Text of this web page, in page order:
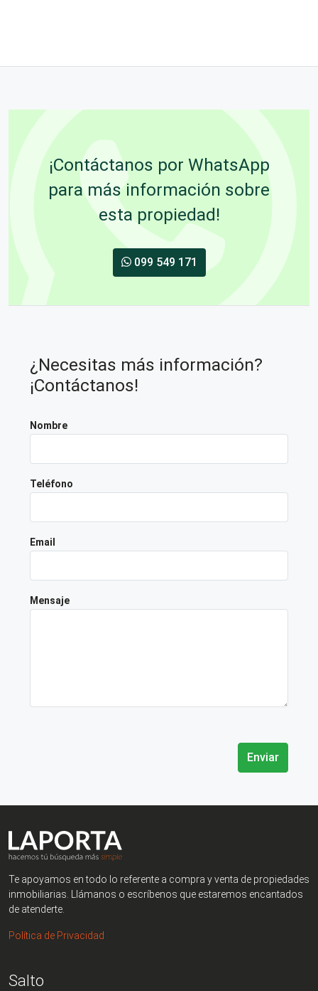
¡Contáctanos por WhatsApp
para más información sobre
esta propiedad!
099 549 171
¿Necesitas más información?
¡Contáctanos!
Nombre
Teléfono
Email
Mensaje
Enviar
Te apoyamos en todo lo referente a compra y venta de propiedades
inmobiliarias. Llámanos o escríbenos que estaremos encantados
de atenderte.
Política de Privacidad
Salto